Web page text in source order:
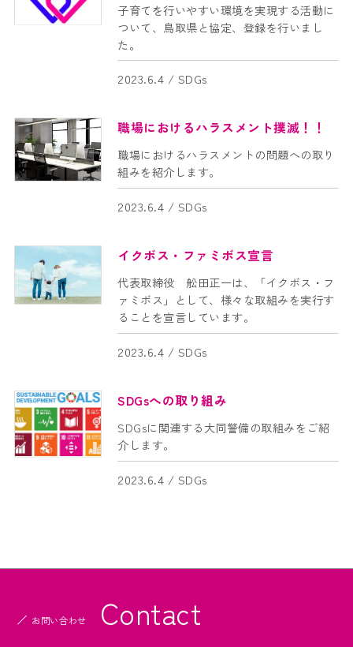
消防設備設計・施工・点検
屋外看板点検
商品一覧
特定商取引法に基づく表記
トピックス
お問い合わせ
子育てを行いやすい環境を実現する活動に
ついて、鳥取県と協定、登録を行いまし
た。
2023.6.4 / SDGs
職場におけるハラスメント撲滅！！
職場におけるハラスメントの問題への取り
組みを紹介します。
2023.6.4 / SDGs
イクボス・ファミボス宣言
代表取締役 舩田正一は、「イクボス・フ
ァミボス」として、様々な取組みを実行す
ることを宣言しています。
2023.6.4 / SDGs
SDGsへの取り組み
SDGsに関連する大同警備の取組みをご紹
介します。
2023.6.4 / SDGs
お問い合わせ Contact